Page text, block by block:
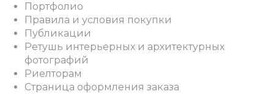
Портфолио
Правила и условия покупки
Публикации
Ретушь интерьерных и архитектурных
фотографий
Риелторам
Страница оформления заказа